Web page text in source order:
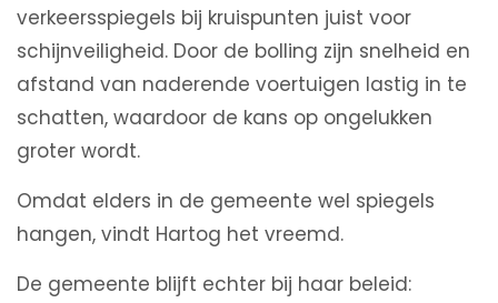
verkeersspiegels bij kruispunten juist voor
schijnveiligheid. Door de bolling zijn snelheid en
afstand van naderende voertuigen lastig in te
schatten, waardoor de kans op ongelukken
groter wordt.
Omdat elders in de gemeente wel spiegels
hangen, vindt Hartog het vreemd.
De gemeente blijft echter bij haar beleid: